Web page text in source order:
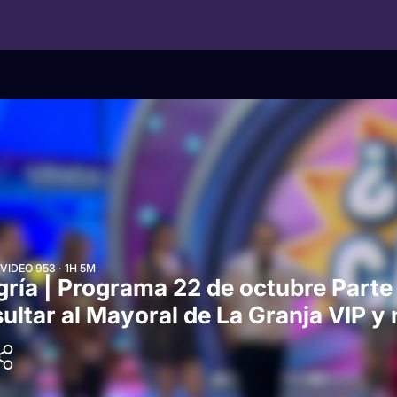
953 · 1H 5M
| Programa 22 de octubre
al Mayoral de La Granja VIP y